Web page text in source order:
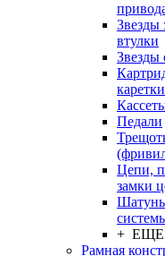
Звезды
втулки
Звезды
каретки
Педали
Цепи,
замки
+ ЕЩЕ
Рамная